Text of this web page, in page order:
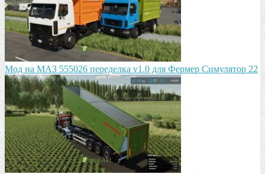
Мод на МАЗ 555026 пeрeдeлка v1.0 для Фермер Симулятор 22